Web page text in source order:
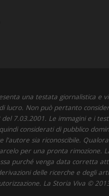
una testata giornalistica e
lucro. Non può pertanto
del 7.03.2001. Le immagini e i
considerati di pubblico
l'autore sia riconoscibile.
per una pronta rimozione.
purché venga data corretta
delle ricerche e degli
La Storia Viva ©